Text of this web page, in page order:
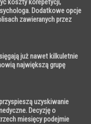
koszty korepetycji,
Dodatkowe opcje
zawieranych przez
już nawet kilkuletnie
największą grupę
uzyskiwanie
Decyzję o
miesięcy podejmie